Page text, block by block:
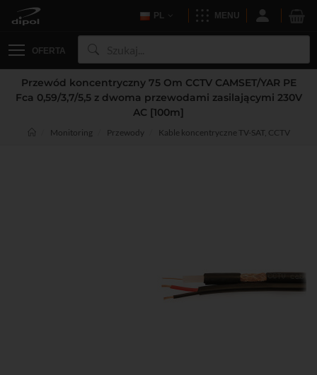
PL MENU
OFERTA
Przewód koncentryczny 75 Om CCTV CAMSET/YAR PE
Fca 0,59/3,7/5,5 z dwoma przewodami zasilającymi 230V
AC [100m]
Monitoring Przewody Kable koncentryczne TV-SAT, CCTV